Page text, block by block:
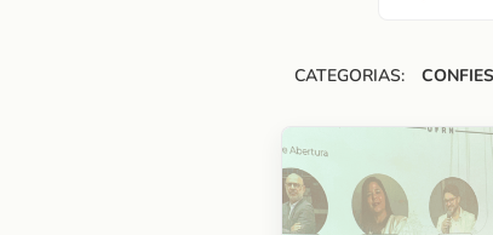
CATEGORIAS: CONFIES